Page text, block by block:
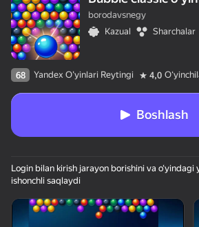
Qurilmani
borodavsnegy
Kazual
Sharchalar
68 Yandex O'yinlari Reytingi 4,0
Boshlash
Login bilan kirish jarayon borishini va o‘yindagi
ishonchli saqlaydi